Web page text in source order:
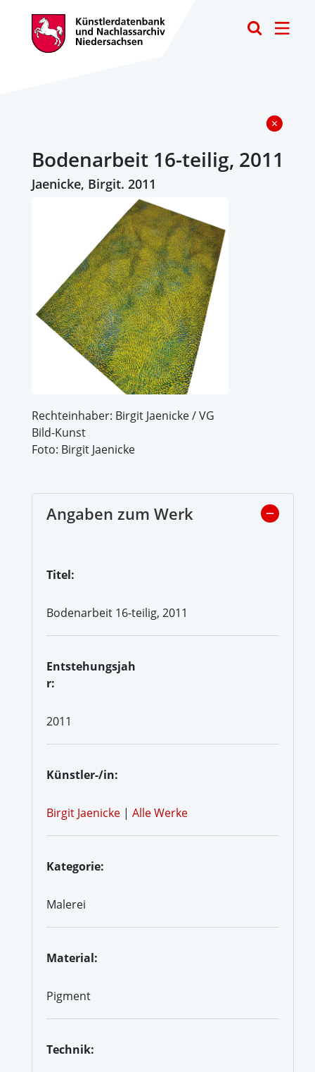
Bodenarbeit 16-teilig, 2011
Jaenicke, Birgit. 2011
Rechteinhaber: Birgit Jaenicke / VG
Bild-Kunst
Foto: Birgit Jaenicke
Angaben zum Werk
Titel:
Bodenarbeit 16-teilig, 2011
Entstehungsjah
r:
2011
Künstler-/in:
Birgit Jaenicke | Alle Werke
Kategorie:
Malerei
Material:
Pigment
Technik: